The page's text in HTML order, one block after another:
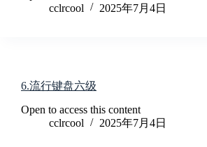
cclrcool
2025年7月4日
6.流行键盘六级
Open to access this content
cclrcool
2025年7月4日